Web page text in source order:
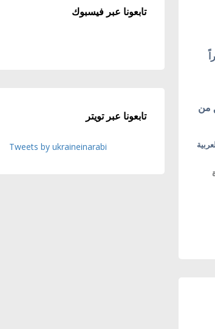
من
تابعونا عبر فيسبوك
تابعونا عبر تويتر
Tweets by ukraineinarabi